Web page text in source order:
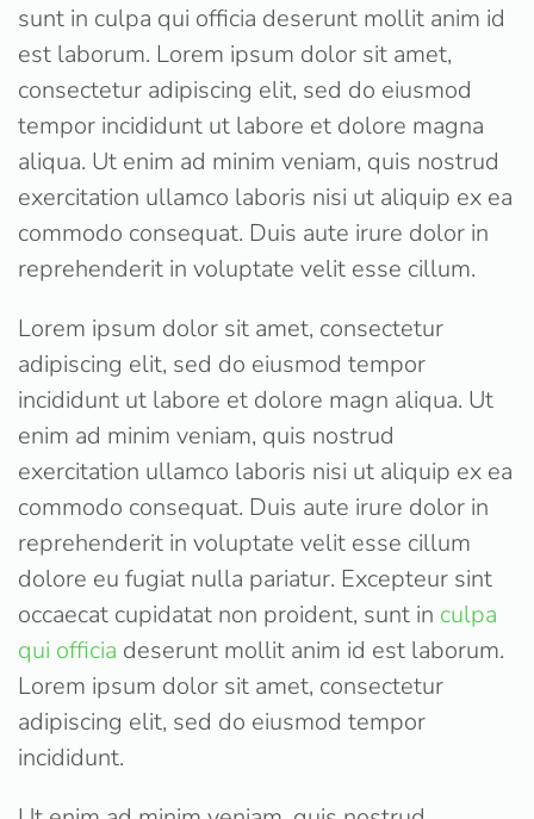
sunt in culpa qui officia deserunt mollit anim id
est laborum. Lorem ipsum dolor sit amet,
consectetur adipiscing elit, sed do eiusmod
tempor incididunt ut labore et dolore magna
aliqua. Ut enim ad minim veniam, quis nostrud
exercitation ullamco laboris nisi ut aliquip ex ea
commodo consequat. Duis aute irure dolor in
reprehenderit in voluptate velit esse cillum.
Lorem ipsum dolor sit amet, consectetur
adipiscing elit, sed do eiusmod tempor
incididunt ut labore et dolore magn aliqua. Ut
enim ad minim veniam, quis nostrud
exercitation ullamco laboris nisi ut aliquip ex ea
commodo consequat. Duis aute irure dolor in
reprehenderit in voluptate velit esse cillum
dolore eu fugiat nulla pariatur. Excepteur sint
occaecat cupidatat non proident, sunt in culpa
qui officia deserunt mollit anim id est laborum.
Lorem ipsum dolor sit amet, consectetur
adipiscing elit, sed do eiusmod tempor
incididunt.